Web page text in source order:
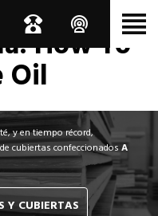
la
How To
Oil
y en tiempo récord,
cubiertas confeccionadosA
Y CUBIERTAS